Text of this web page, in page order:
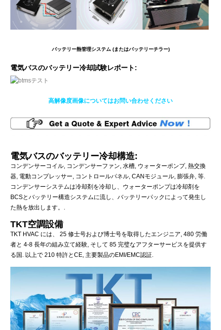
バッテリー熱管理システム (またはバッテリーチラー)
電気バスのバッテリー冷却試験レポート:
高解像度画像についてはお問い合わせください
電気バスのバッテリー冷却構造:
コンデンサーコイル, コンデンサーファン, 水槽, ウォーターポンプ, 熱交換
器, 電動コンプレッサー, コントロールパネル, CANモジュール, 膨張弁, 等.
コンデンサーシステムは冷却剤を冷却し、ウォーターポンプは冷却剤を
BCSとバッテリー構造システムに流し、バッテリーパックによって発生し
た熱を放出します。.
TKT空調設備
TKT HVAC には、 25 修士号および博士号を取得したエンジニア, 480 労働
者と 4-8 長年の組み立て経験, そして 85 完璧なアフターサービスを提供す
る国. 以上で 210 特許とCE, 主要製品のEMI/EMC認証.